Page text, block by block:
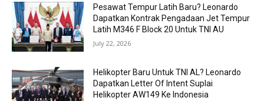
Pesawat Tempur Latih Baru? Leonardo
Dapatkan Kontrak Pengadaan Jet Tempur
Latih M346 F Block 20 Untuk TNI AU
July 22, 2026
Helikopter Baru Untuk TNI AL? Leonardo
Dapatkan Letter Of Intent Suplai
Helikopter AW149 Ke Indonesia